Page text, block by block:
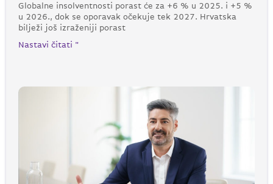
Globalne insolventnosti porast će za +6 % u 2025. i +5 %
u 2026., dok se oporavak očekuje tek 2027. Hrvatska
bilježi još izraženiji porast
Nastavi čitati "